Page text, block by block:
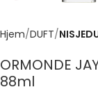
Hjem DUFT
ORMONDE
88ml